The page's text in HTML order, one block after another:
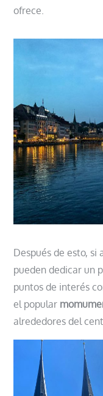
ofrece.
Después de esto, si
pueden dedicar un
puntos de interés
el popular
alrededores del